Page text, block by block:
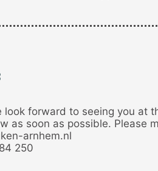
look forward to seeing you at
as soon as possible. Please
arnhem.nl
250